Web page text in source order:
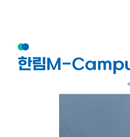
한림M-Campus